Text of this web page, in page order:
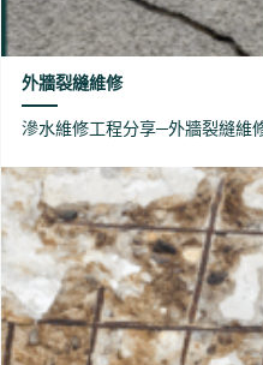
外牆裂縫維修
滲水維修工程分享─外牆裂縫維